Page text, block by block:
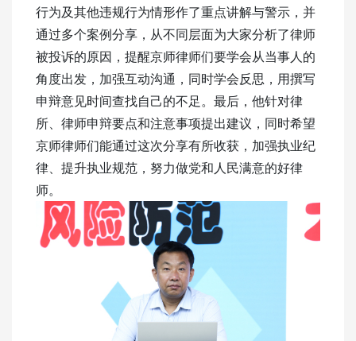
行为及其他违规行为情形作了重点讲解与警示，并
通过多个案例分享，从不同层面为大家分析了律师
被投诉的原因，提醒京师律师们要学会从当事人的
角度出发，加强互动沟通，同时学会反思，用撰写
申辩意见时间查找自己的不足。最后，他针对律
所、律师申辩要点和注意事项提出建议，同时希望
京师律师们能通过这次分享有所收获，加强执业纪
律、提升执业规范，努力做党和人民满意的好律
师。